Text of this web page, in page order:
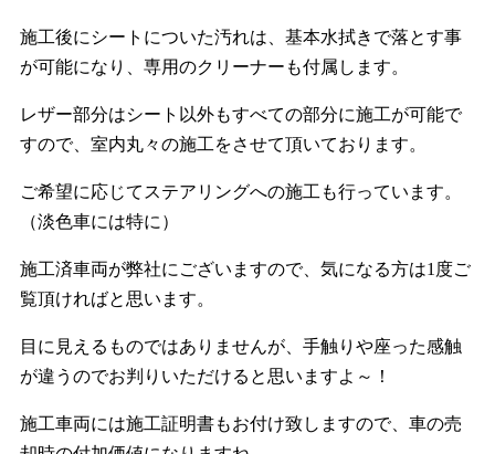
施工後にシートについた汚れは、基本水拭きで落とす事
が可能になり、専用のクリーナーも付属します。
レザー部分はシート以外もすべての部分に施工が可能で
すので、室内丸々の施工をさせて頂いております。
ご希望に応じてステアリングへの施工も行っています。
（淡色車には特に）
施工済車両が弊社にございますので、気になる方は1度ご
覧頂ければと思います。
目に見えるものではありませんが、手触りや座った感触
が違うのでお判りいただけると思いますよ～！
施工車両には施工証明書もお付け致しますので、車の売